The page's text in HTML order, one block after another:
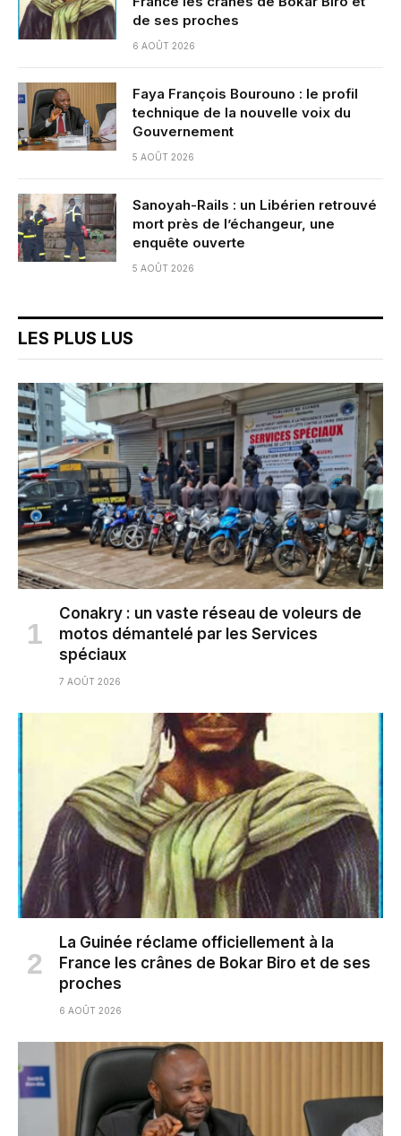
de ses proches
6 AOÛT 2026
Faya François Bourouno : le profil
technique de la nouvelle voix du
Gouvernement
5 AOÛT 2026
Sanoyah-Rails : un Libérien retrouvé
mort près de l’échangeur, une
enquête ouverte
5 AOÛT 2026
LES PLUS LUS
Conakry : un vaste réseau de voleurs de
motos démantelé par les Services
spéciaux
7 AOÛT 2026
La Guinée réclame officiellement à la
France les crânes de Bokar Biro et de ses
proches
6 AOÛT 2026